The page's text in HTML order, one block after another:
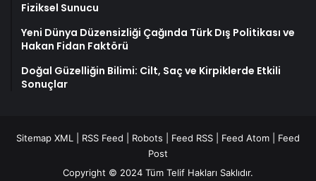
Fiziksel Sunucu
Yeni Dünya Düzensizliği Çağında Türk Dış Politikası ve
Hakan Fidan Faktörü
Doğal Güzelliğin Bilimi: Cilt, Saç ve Kirpiklerde Etkili
Sonuçlar
Sitemap XML RSS Feed Robots Feed RSS Feed Atom
Feed
Post
Copyright © 2024 Tüm Telif Hakları Saklıdır.